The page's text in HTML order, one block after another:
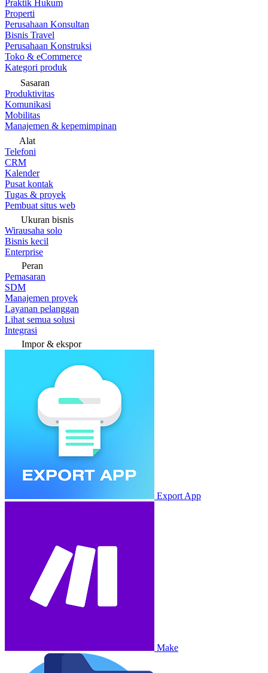
Praktik Hukum
Properti
Perusahaan Konsultan
Bisnis Travel
Perusahaan Konstruksi
Toko & eCommerce
Kategori produk
Sasaran
Produktivitas
Komunikasi
Mobilitas
Manajemen & kepemimpinan
Alat
Telefoni
CRM
Kalender
Pusat kontak
Tugas & proyek
Pembuat situs web
Ukuran bisnis
Wirausaha solo
Bisnis kecil
Enterprise
Peran
Pemasaran
SDM
Manajemen proyek
Layanan pelanggan
Lihat semua solusi
Integrasi
Impor & ekspor
Export App
Make